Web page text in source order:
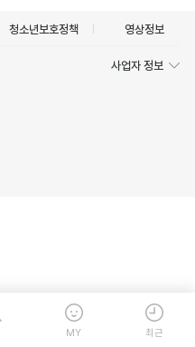
청소년보호정책 영상정보
사업자 정보
MY 최근